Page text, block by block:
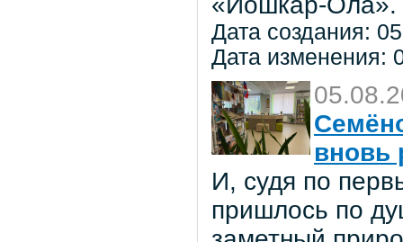
Дата создания:
Дата изменения:
вновь
И, судя по
пришлось по